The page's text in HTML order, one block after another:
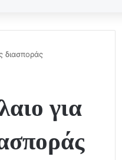
διασποράς
για